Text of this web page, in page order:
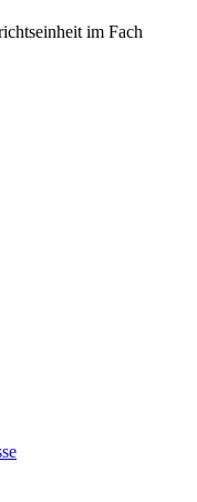
im Fach